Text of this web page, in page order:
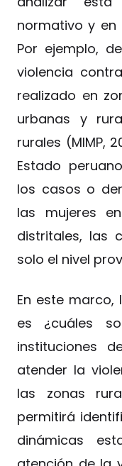
normativo y en
Por ejemplo,
violencia
realizado en
urbanas y
rurales (MIMP,
Estado
los casos o
las mujeres
distritales, las
solo el nivel
En este
es ¿cuáles
instituciones
atender la
las zonas
permitirá
dinámicas